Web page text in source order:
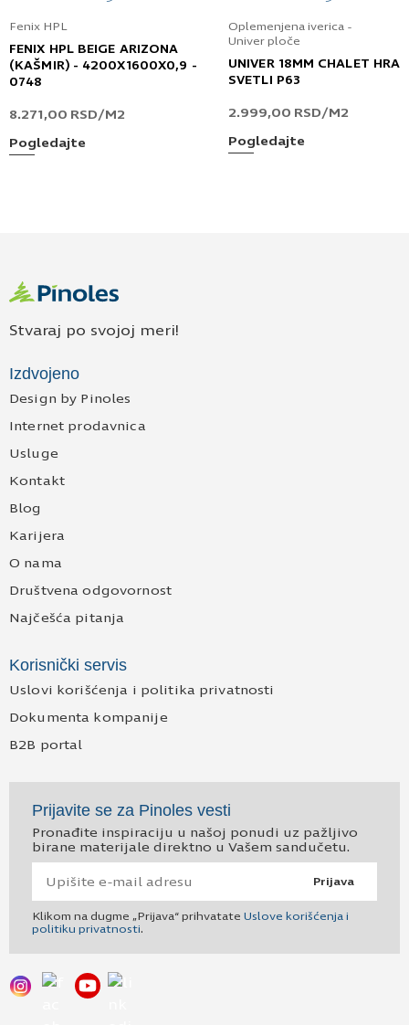
Fenix HPL
FENIX HPL BEIGE ARIZONA
(KAŠMIR) - 4200X1600X0,9 -
0748
8.271,00 RSD/M2
Pogledajte
Oplemenjena iverica -
Univer ploče
UNIVER 18MM CHALET
SVETLI P63
2.999,00 RSD/M2
Pogledajte
Stvaraj po svojoj meri!
Izdvojeno
Design by Pinoles
Internet prodavnica
Usluge
Kontakt
Blog
Karijera
O nama
Društvena odgovornost
Najčešća pitanja
Korisnički servis
Uslovi korišćenja i politika privatnosti
Dokumenta kompanije
B2B portal
Prijavite se za Pinoles vesti
Pronađite inspiraciju u našoj ponudi uz pažljivo
birane materijale direktno u Vašem sandučetu.
Prijava
Klikom na dugme „Prijava“ prihvatate Uslove korišćenja i
politiku privatnosti.